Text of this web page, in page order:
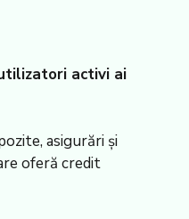
activi ai
asigurări și
oferă credit